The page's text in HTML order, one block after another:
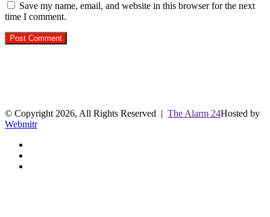
Save my name, email, and website in this browser for the next
time I comment.
© Copyright 2026, All Rights Reserved | The Alarm 24Hosted by
Webmitr